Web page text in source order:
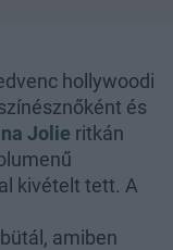
hollywoodi
és
Jolie ritkán
kivételt tett. A
amiben